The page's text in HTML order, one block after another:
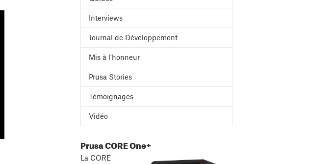
Interviews
Journal de Développement
Mis à l'honneur
Prusa Stories
Témoignages
Vidéo
Prusa CORE One+
La CORE